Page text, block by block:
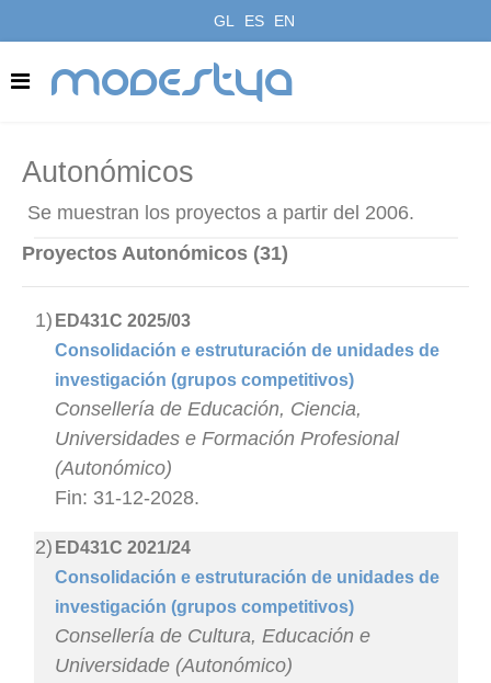
GL ES EN
modestya
Autonómicos
Se muestran los proyectos a partir del 2006.
Proyectos Autonómicos (31)
1) ED431C 2025/03
Consolidación e estruturación de unidades de
investigación (grupos competitivos)
Consellería de Educación, Ciencia,
Universidades e Formación Profesional
(Autonómico)
Fin: 31-12-2028.
2) ED431C 2021/24
Consolidación e estruturación de unidades de
investigación (grupos competitivos)
Consellería de Cultura, Educación e
Universidade (Autonómico)